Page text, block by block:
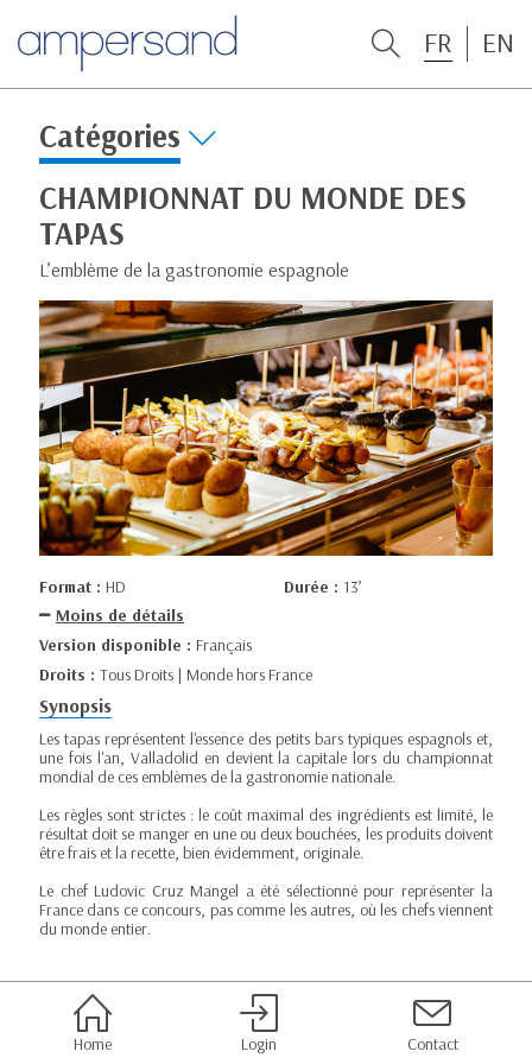
FR EN
Catégories
CHAMPIONNAT DU MONDE DES
TAPAS
L’emblème de la gastronomie espagnole
Format : HD Durée : 13’
Moins de détails
Version disponible : Français
Droits : Tous Droits | Monde hors France
Synopsis
Les tapas représentent l'essence des petits bars typiques espagnols et,
une fois l'an, Valladolid en devient la capitale lors du championnat
mondial de ces emblèmes de la gastronomie nationale.
Les règles sont strictes : le coût maximal des ingrédients est limité, le
résultat doit se manger en une ou deux bouchées, les produits doivent
être frais et la recette, bien évidemment, originale.
Le chef Ludovic Cruz Mangel a été sélectionné pour représenter la
France dans ce concours, pas comme les autres, où les chefs viennent
du monde entier.
Home Login Contact